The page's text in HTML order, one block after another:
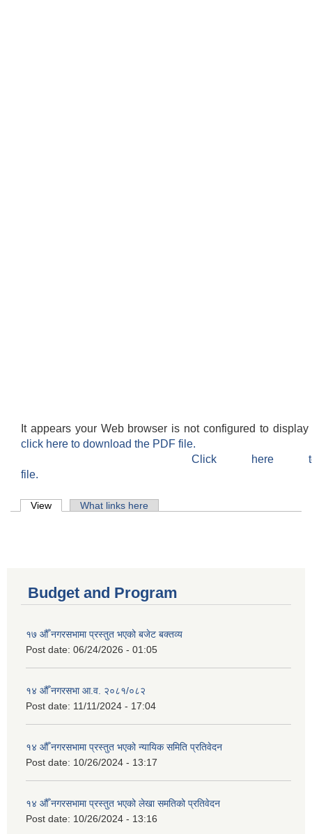
It appears your Web browser is not configured to
click here to download the PDF file.
Click here
file.
Primary tabs
View (active tab)What links here
Budget and Program
१७ औँ नगरसभामा प्रस्तुत भएको बजेट बक्तव्य
Post date: 06/24/2026 - 01:05
१४ औँ नगरसभा आ.व. २०८१/०८२
Post date: 11/11/2024 - 17:04
१४ औँ नगरसभामा प्रस्तुत भएको न्यायिक समिति प्रतिवेदन
Post date: 10/26/2024 - 13:17
१४ औँ नगरसभामा प्रस्तुत भएको लेखा समतिको प्रतिवेदन
Post date: 10/26/2024 - 13:16